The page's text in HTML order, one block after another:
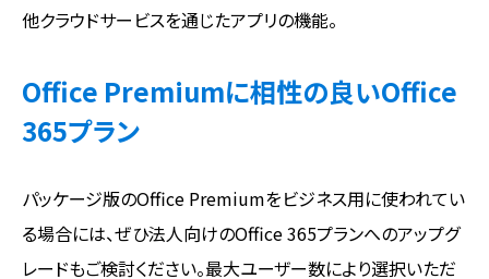
他クラウドサービスを通じたアプリの機能。
Office Premiumに相性の良いOffice
365プラン
パッケージ版のOffice Premiumをビジネス用に使われてい
る場合には、ぜひ法人向けのOffice 365プランへのアップグ
レードもご検討ください。最大ユーザー数により選択いただ